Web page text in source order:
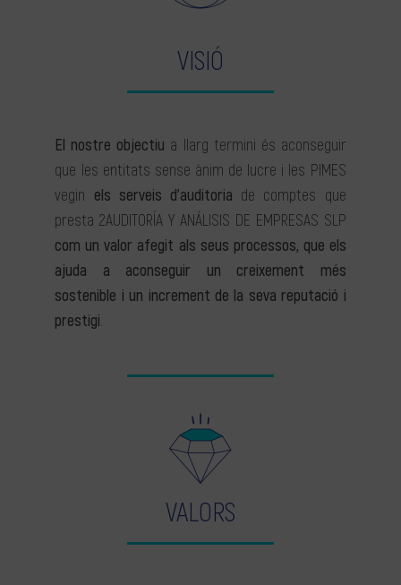
VISIÓ
El nostre objectiu a llarg termini és aconseguir
que les entitats sense ànim de lucre i les PIMES
vegin els serveis d’auditoria de comptes que
presta 2AUDITORÍA Y ANÁLISIS DE EMPRESAS SLP
com un valor afegit als seus processos, que els
ajuda a aconseguir un creixement més
sostenible i un increment de la seva reputació i
prestigi.
VALORS